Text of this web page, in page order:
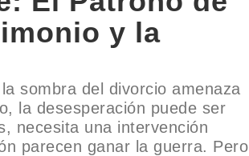
y la
sombra del divorcio amenaza
la desesperación puede ser
necesita una intervención
parecen ganar la guerra. Pero